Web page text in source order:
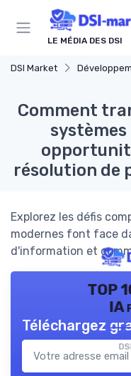
LE MÉDIA DES DSI
DSI Market
Comment
résolution de
Explorez les défis
modernes font face
d'information et
TOP
IA
Téléchargez
Panneau de gestion des